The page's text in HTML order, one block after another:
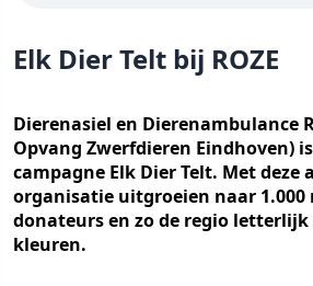
Elk Dier Telt bij ROZE
Dierenasiel en Dierenambulance
Opvang Zwerfdieren Eindhoven)
campagne Elk Dier Telt. Met deze
organisatie uitgroeien naar 1.000
donateurs en zo de regio letterlijk
kleuren.